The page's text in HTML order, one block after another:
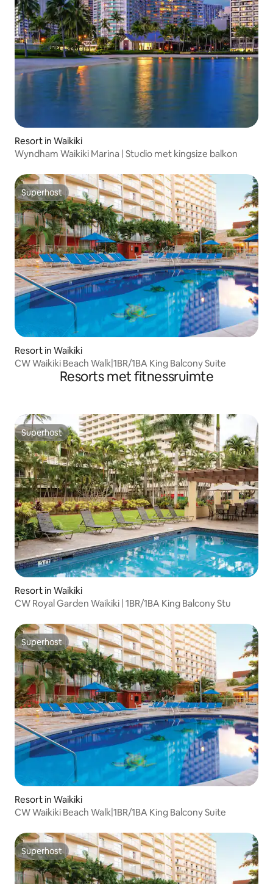
Resort in Waikiki
Wyndham Waikiki Marina | Studio met kingsize balkon
Superhost
Superhost
Resort in Waikiki
CW Waikiki Beach Walk|1BR/1BA King Balcony Suite
Resorts met fitnessruimte
Superhost
Superhost
Resort in Waikiki
CW Royal Garden Waikiki | 1BR/1BA King Balcony Stu
Superhost
Superhost
Resort in Waikiki
CW Waikiki Beach Walk|1BR/1BA King Balcony Suite
Superhost
Superhost